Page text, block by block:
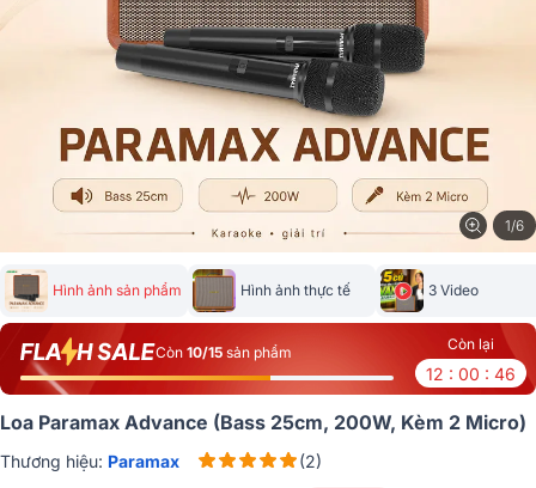
1/6
Hình ảnh sản phẩm Hình ảnh thực tế 3 Video
Còn 10/15 sản phẩm Còn lại
12 : 00 : 46
Loa Paramax Advance (Bass 25cm, 200W, Kèm 2 Micro)
Thương hiệu: Paramax (2)